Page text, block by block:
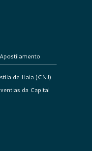
Apostilamento
de Haia (CNJ)
da Capital